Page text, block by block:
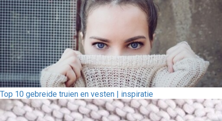
Top 10 gebreide truien en vesten | inspiratie